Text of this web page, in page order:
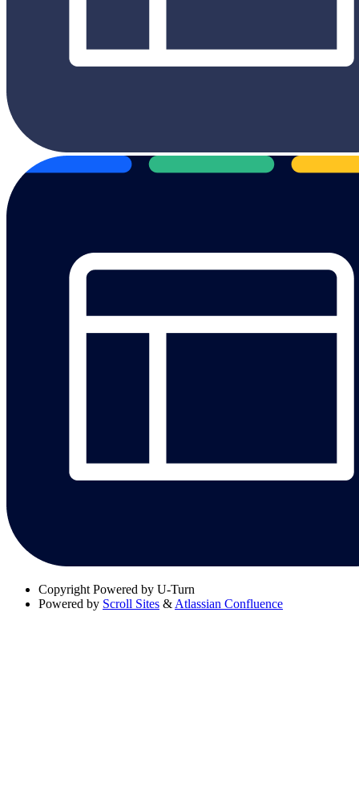
Copyright Powered by U-Turn
Powered by Scroll Sites & Atlassian Confluence